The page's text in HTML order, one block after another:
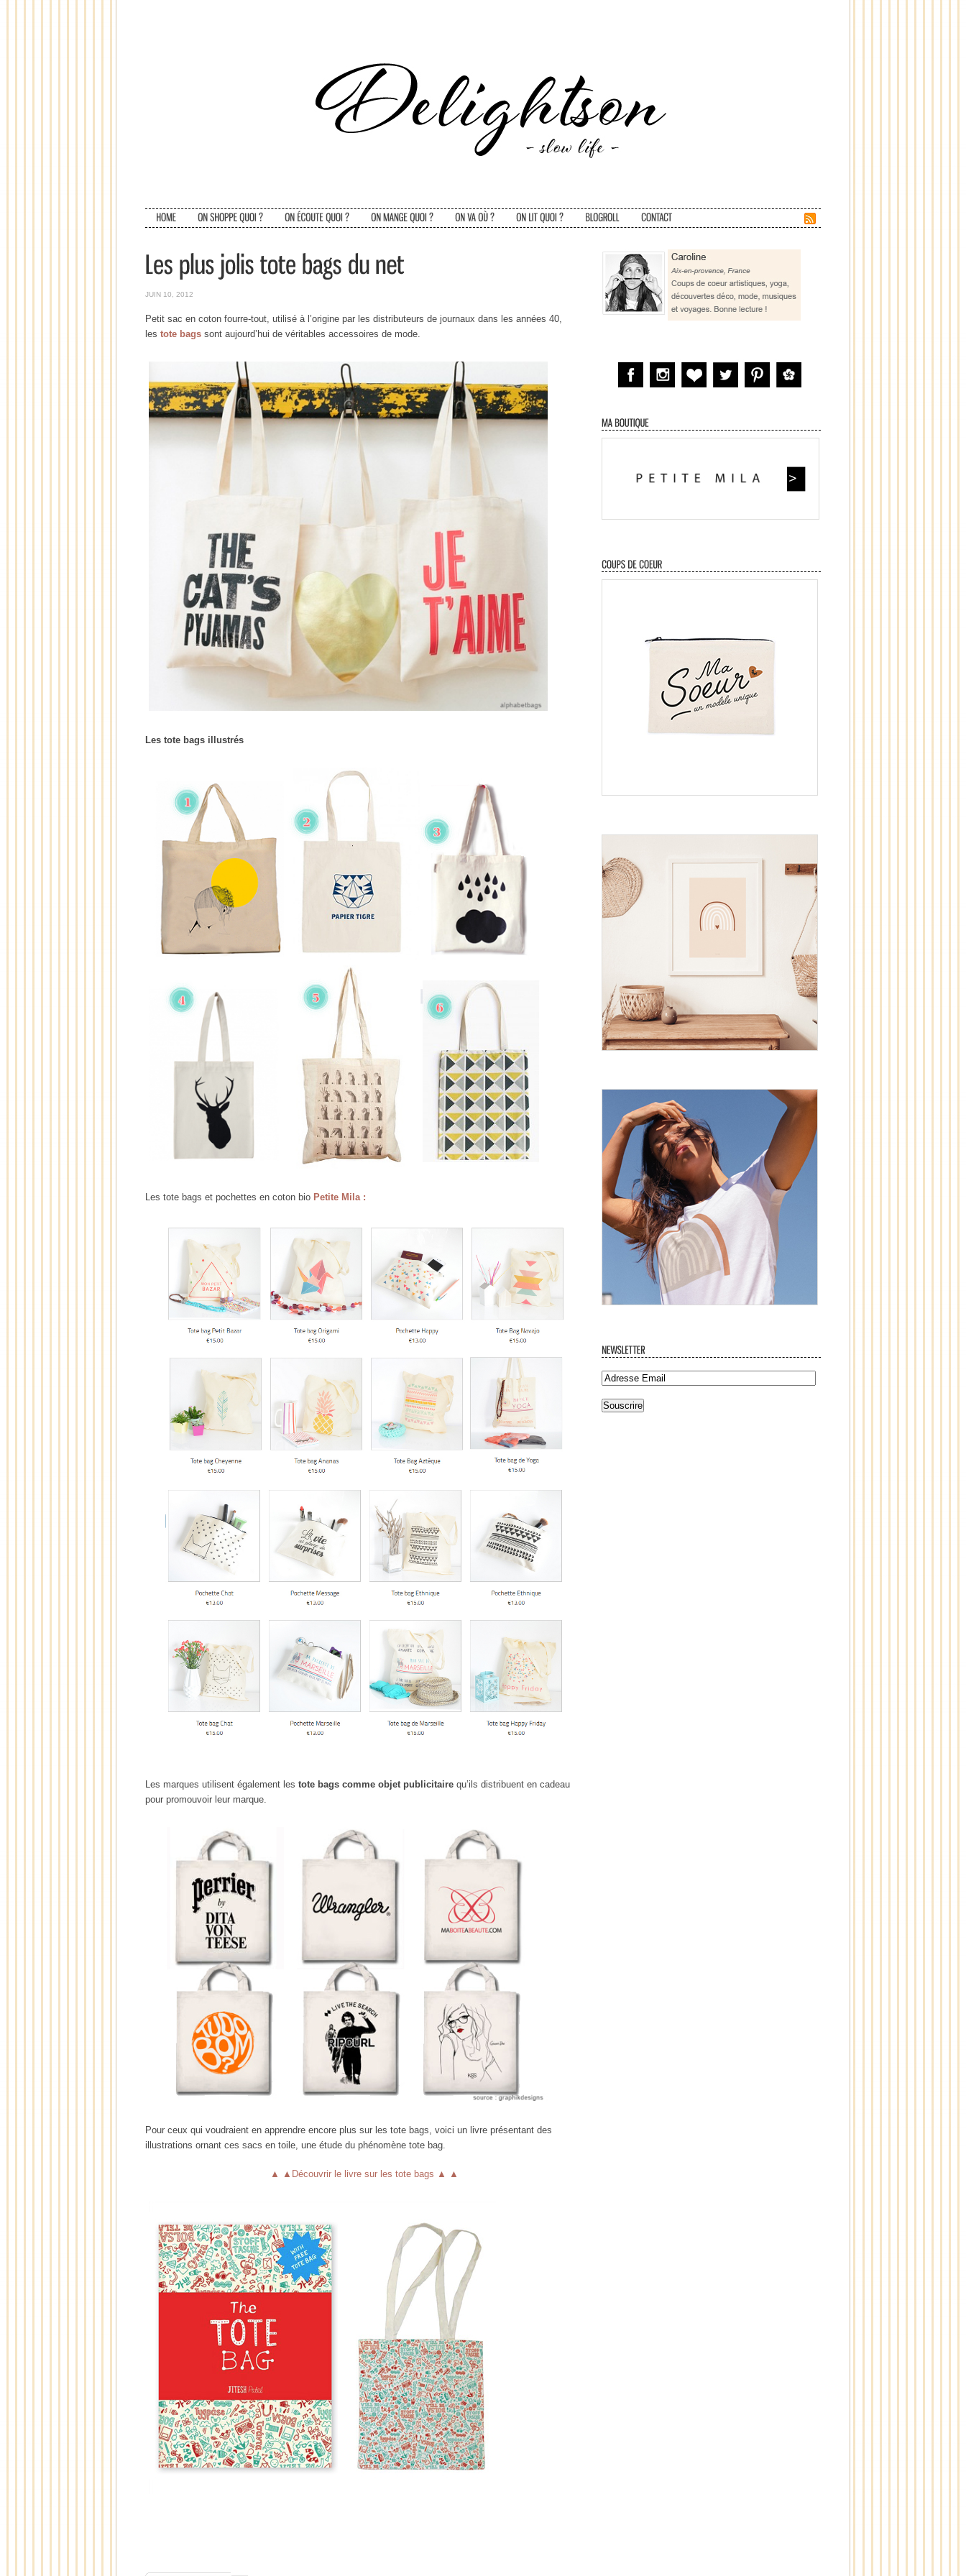
JUIN 10, 2012
Petit sac en coton fourre-tout, utilisé à l’origine par les distributeurs de journaux dans les années 40,
les tote bags sont aujourd’hui de véritables accessoires de mode.
Les tote bags illustrés
Les tote bags et pochettes en coton bio Petite Mila :
Les marques utilisent également les tote bags comme objet publicitaire qu’ils distribuent en cadeau
pour promouvoir leur marque.
Pour ceux qui voudraient en apprendre encore plus sur les tote bags, voici un livre présentant des
illustrations ornant ces sacs en toile, une étude du phénomène tote bag.
▲ ▲Découvrir le livre sur les tote bags ▲ ▲